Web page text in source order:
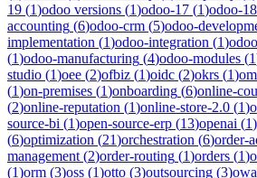
19 (1)odoo versions (1)odoo-17 (1)odoo-18
accounting (6)odoo-crm (5)odoo-
implementation (1)odoo-integration (1)
(1)odoo-manufacturing (4)odoo-modules (1
studio (1)oee (2)ofbiz (1)oidc (2)okrs (1)
(1)on-premises (1)onboarding (6)online-
(2)online-reputation (1)online-store-2.0 (1)
source-bi (1)open-source-erp (13)openai (1)
(6)optimization (21)orchestration (6)order-
management (2)order-routing (1)orders (1)
(1)orm (3)oss (1)otto (3)outsourcing (3)